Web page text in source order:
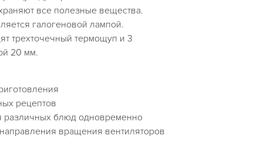
все полезные вещества.
галогеновой лампой.
трехточечный термощуп и 3
20 мм.
рецептов
различных блюд одновременно
вращения вентиляторов